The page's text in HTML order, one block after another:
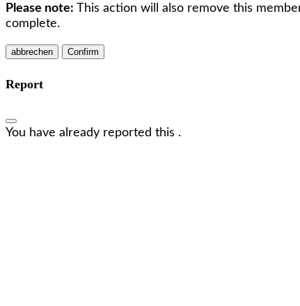
Please note: This action will also remove this
complete.
Confirm
Report
You have already reported this .